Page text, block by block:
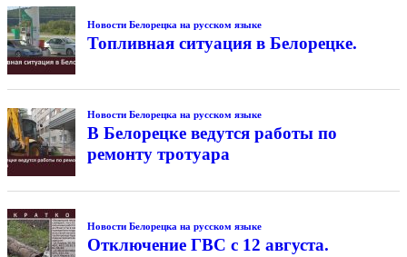
Новости Белорецка на русском языке
Топливная ситуация в Белорецке.
Новости Белорецка на русском языке
В Белорецке ведутся работы по
ремонту тротуара
Новости Белорецка на русском языке
Отключение ГВС с 12 августа.